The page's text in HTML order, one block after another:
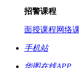
招警课程
面授课程网络
手机站
华图在线APP